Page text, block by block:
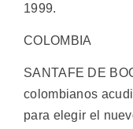
1999.
COLOMBIA
SANTAFE DE
colombianos
para elegir el